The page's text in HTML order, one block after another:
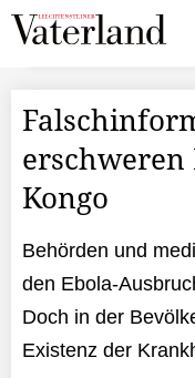
erschweren
Kongo
Behörden und
den Ebola-
Doch in der
Existenz der